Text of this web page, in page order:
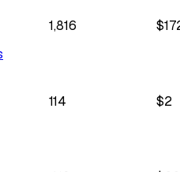
1,816 $
114 $2